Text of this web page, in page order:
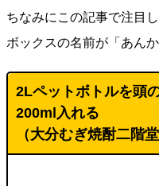
ちなみにこの記事で注目
ボックスの名前が「あん
2Lペットボトルを頭
200ml入れる
（大分むぎ焼酎二階